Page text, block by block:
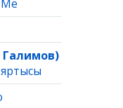
Галимов)